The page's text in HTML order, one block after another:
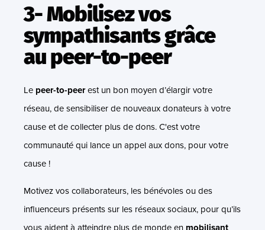
3- Mobilisez vos
sympathisants grâce
au peer-to-peer
Le peer-to-peerest un bon moyen d’élargir votre
réseau, de sensibiliser de nouveaux donateurs à votre
cause et de collecter plus de dons. C'est votre
communauté qui lance un appel aux dons, pour votre
cause !
Motivez vos collaborateurs, les bénévoles ou des
influenceurs présents sur les réseaux sociaux, pour qu’ils
vous aident à atteindre plus de monde en mobilisant